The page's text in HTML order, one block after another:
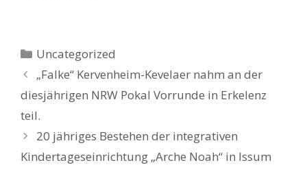
Kategorien
Uncategorized
„Falke“ Kervenheim-Kevelaer nahm an der
diesjährigen NRW Pokal Vorrunde in Erkelenz
teil.
20 jähriges Bestehen der integrativen
Kindertageseinrichtung „Arche Noah“ in Issum